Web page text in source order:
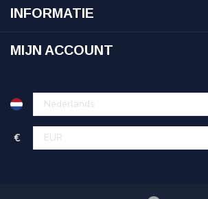
INFORMATIE
MIJN ACCOUNT
€